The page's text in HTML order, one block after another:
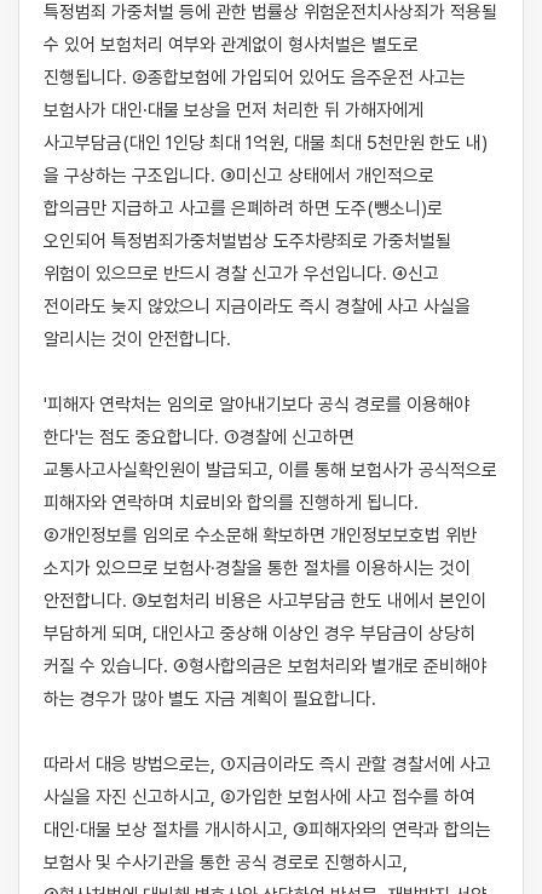
특정범죄 가중처벌 등에 관한 법률상 위험운전치사상죄가 적용될
수 있어 보험처리 여부와 관계없이 형사처벌은 별도로
진행됩니다. ②종합보험에 가입되어 있어도 음주운전 사고는
보험사가 대인·대물 보상을 먼저 처리한 뒤 가해자에게
사고부담금(대인 1인당 최대 1억원, 대물 최대 5천만원 한도 내)
을 구상하는 구조입니다. ③미신고 상태에서 개인적으로
합의금만 지급하고 사고를 은폐하려 하면 도주(뺑소니)로
오인되어 특정범죄가중처벌법상 도주차량죄로 가중처벌될
위험이 있으므로 반드시 경찰 신고가 우선입니다. ④신고
전이라도 늦지 않았으니 지금이라도 즉시 경찰에 사고 사실을
알리시는 것이 안전합니다.
'피해자 연락처는 임의로 알아내기보다 공식 경로를 이용해야
한다'는 점도 중요합니다. ①경찰에 신고하면
교통사고사실확인원이 발급되고, 이를 통해 보험사가 공식적으로
피해자와 연락하며 치료비와 합의를 진행하게 됩니다.
②개인정보를 임의로 수소문해 확보하면 개인정보보호법 위반
소지가 있으므로 보험사·경찰을 통한 절차를 이용하시는 것이
안전합니다. ③보험처리 비용은 사고부담금 한도 내에서 본인이
부담하게 되며, 대인사고 중상해 이상인 경우 부담금이 상당히
커질 수 있습니다. ④형사합의금은 보험처리와 별개로 준비해야
하는 경우가 많아 별도 자금 계획이 필요합니다.
따라서 대응 방법으로는, ①지금이라도 즉시 관할 경찰서에 사고
사실을 자진 신고하시고, ②가입한 보험사에 사고 접수를 하여
대인·대물 보상 절차를 개시하시고, ③피해자와의 연락과 합의는
보험사 및 수사기관을 통한 공식 경로로 진행하시고,